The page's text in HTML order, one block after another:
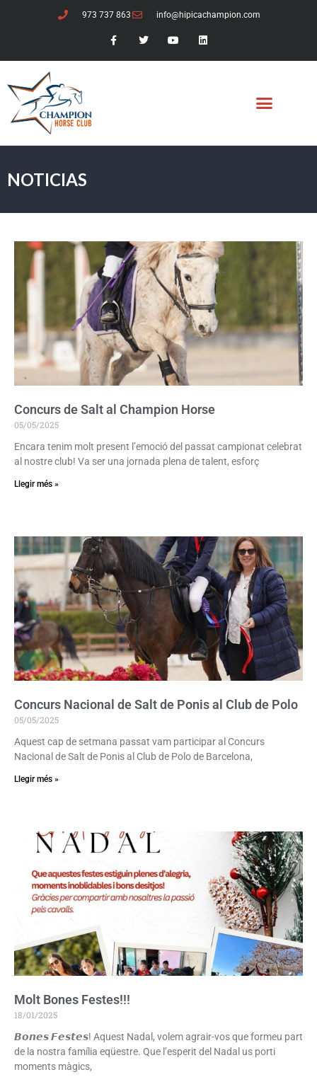
973 737 863 info@hipicachampion.com
NOTICIAS
Concurs de Salt al Champion Horse
05/05/2025
Encara tenim molt present l’emoció del passat campionat celebrat
al nostre club! Va ser una jornada plena de talent, esforç
Llegir més »
Concurs Nacional de Salt de Ponis al Club de Polo
05/05/2025
Aquest cap de setmana passat vam participar al Concurs
Nacional de Salt de Ponis al Club de Polo de Barcelona,
Llegir més »
Molt Bones Festes!!!
18/01/2025
𝘽𝙤𝙣𝙚𝙨 𝙁𝙚𝙨𝙩𝙚𝙨! Aquest Nadal, volem agrair-vos que formeu part
de la nostra família eqüestre. Que l’esperit del Nadal us porti
moments màgics,